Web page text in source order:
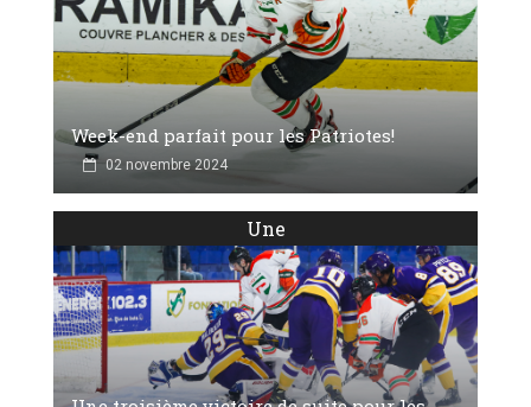
Week-end parfait pour les Patriotes!
02 novembre 2024
Une